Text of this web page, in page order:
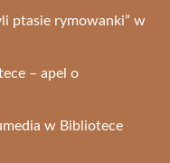
ptasie rymowanki” w
– apel o
w Bibliotece